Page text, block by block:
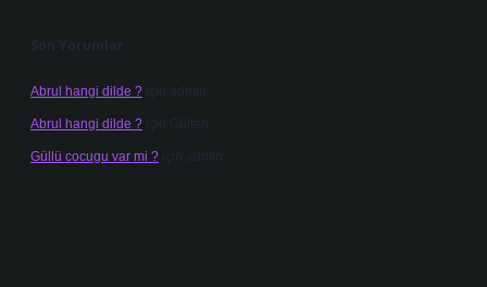
Son Yorumlar
Abrul hangi dilde ? için admin
Abrul hangi dilde ? için Gülten
Güllü cocugu var mi ? için admin